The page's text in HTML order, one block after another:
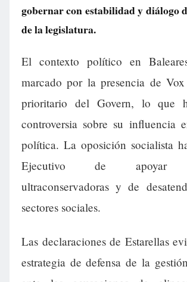
gobernar con estabilidad y diálogo
de la legislatura.
El contexto político en
marcado por la presencia de
prioritario del Govern, lo que
controversia sobre su influencia
política. La oposición socialista
Ejecutivo de apoyar
ultraconservadoras y de
sectores sociales.
Las declaraciones de Estarellas
estrategia de defensa de la